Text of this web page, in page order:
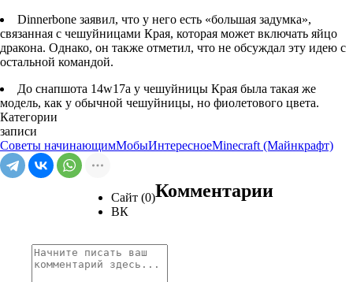
Dinnerbone заявил, что у него есть «большая задумка»,
связанная с чешуйницами Края, которая может включать яйцо
дракона. Однако, он также отметил, что не обсуждал эту идею с
остальной командой.
До снапшота 14w17a у чешуйницы Края была такая же
модель, как у обычной чешуйницы, но фиолетового цвета.
Категории
записи
Советы начинающимМобыИнтересноеMinecraft (Майнкрафт)
Сайт (0)
ВК
Комментарии